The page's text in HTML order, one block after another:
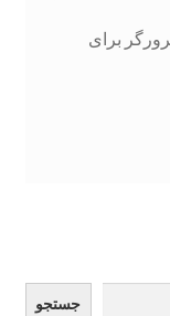
برای
جستجو